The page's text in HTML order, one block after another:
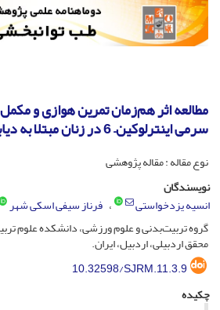
مطالعه اثر هم‌زمان تمرین هوازی و
سرمی اینترلوکین‌– 6 در زنان مبتلا به دیابت نوع 2
نوع مقاله : مقاله پژوهشی
نویسندگان
انسیه یزدخواستی
فرناز سیفی اسکی شهر
گروه تربیت‌بدنی و علوم ورزشی، دانشکده علوم
محقق اردبیلی، اردبیل، ایران.
10.32598/SJRM.11.3.9
چکیده